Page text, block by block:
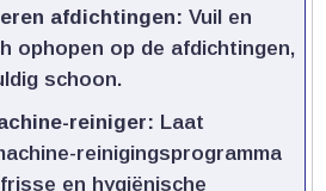
afdichtingen: Vuil en
ophopen op de afdichtingen,
schoon.​
reiniger: Laat
reinigingsprogramma
en hygiënische